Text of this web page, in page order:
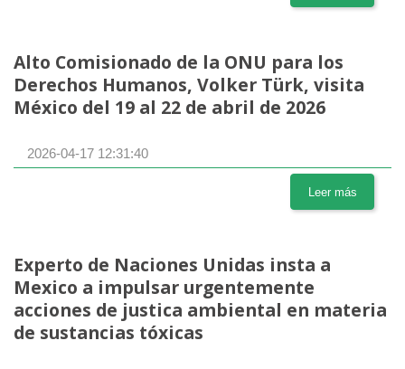
Alto Comisionado de la ONU para los
Derechos Humanos, Volker Türk, visita
México del 19 al 22 de abril de 2026
2026-04-17 12:31:40
Leer más
Experto de Naciones Unidas insta a
Mexico a impulsar urgentemente
acciones de justica ambiental en materia
de sustancias tóxicas